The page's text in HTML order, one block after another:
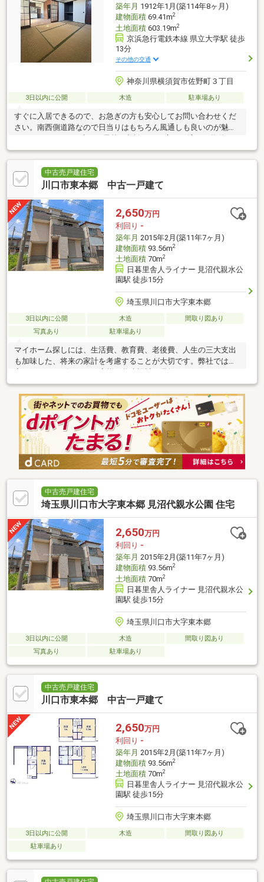
築年月 1912年1月(築114年8ヶ月)
建物面積69.41m2
土地面積603.19m2
京浜急行電鉄本線 県立大学駅 徒歩
13分
その他の交通
神奈川県横須賀市佐野町３丁目
3日以内に公開 木造 駐車場あり
すぐに入居できるので、お急ぎの方も安心してお問い合わせくだ
さい。南西側道路なので日当りはもちろん風通しも良いのが魅力
す。浴室に窓がついてい
中古売戸建住宅
川口市東本郷 中古一戸建て
2,650万円
利回り -
築年月 2015年2月(築11年7ヶ月)
建物面積93.56m2
土地面積70m2
日暮里舎人ライナー 見沼代親水公
園駅 徒歩15分
埼玉県川口市大字東本郷
3日以内に公開 木造
間取り図あり
写真あり
駐車場あり
マイホーム探しには、生活費、教育費、老後費、人生の三大支出
も加味した、将来の家計を考慮することが大切です。弊社では住
ングを実施します。
中古売戸建住宅
埼玉県川口市大字東本郷 見沼代親水公園 住宅
2,650万円
利回り -
築年月 2015年2月(築11年7ヶ月)
建物面積93.56m2
土地面積70m2
日暮里舎人ライナー 見沼代親水公
園駅 徒歩15分
埼玉県川口市大字東本郷
3日以内に公開 木造
間取り図あり
写真あり
駐車場あり
中古売戸建住宅
川口市東本郷 中古一戸建て
2,650万円
利回り -
築年月 2015年2月(築11年7ヶ月)
建物面積93.56m2
土地面積70m2
日暮里舎人ライナー 見沼代親水公
園駅 徒歩15分
埼玉県川口市大字東本郷
3日以内に公開 木造
間取り図あり
駐車場あり